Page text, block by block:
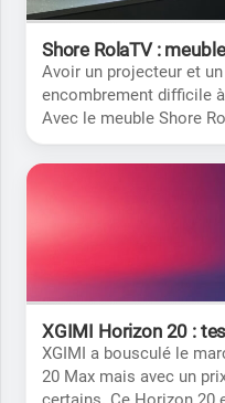
Shore RolaTV :
Avoir un projecteur et
encombrement difficile
Avec le meuble Shore
parfaitement dans un
XGIMI Horizon 20 :
XGIMI a bousculé le
20 Max mais avec un